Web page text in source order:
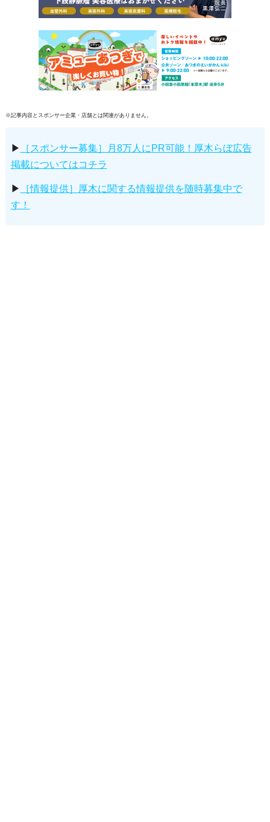
※記事内容とスポンサー企業・店舗とは関連がありません。
▶
［スポンサー募集］月8万人にPR可能！厚木らぼ広告
掲載についてはコチラ
▶
［情報提供］厚木に関する情報提供を随時募集中で
す！